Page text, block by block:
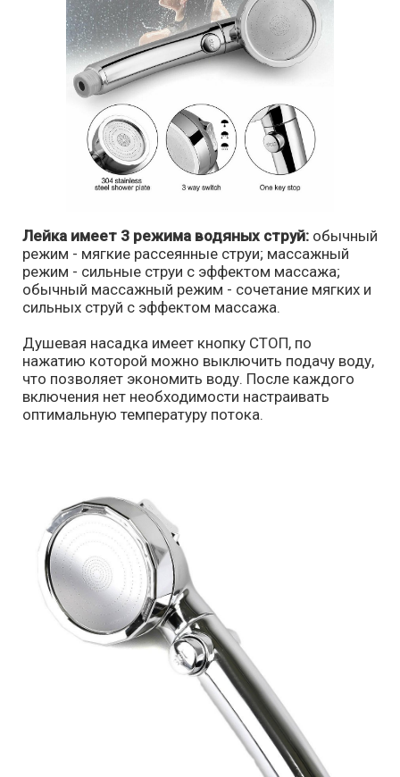
Лейка имеет 3 режима водяных струй: обычный
режим - мягкие рассеянные струи; массажный
режим - сильные струи с эффектом массажа;
обычный массажный режим - сочетание мягких и
сильных струй с эффектом массажа.
Душевая насадка имеет кнопку СТОП, по
нажатию которой можно выключить подачу воду,
что позволяет экономить воду. После каждого
включения нет необходимости настраивать
оптимальную температуру потока.